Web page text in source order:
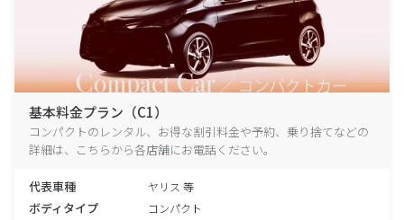
基本料金プラン（C1）
コンパクトのレンタル、お得な割引料金や予約、乗り捨てなどの
詳細は、こちらから各店舗にお電話ください。
代表車種 ヤリス 等
ボディタイプ コンパクト